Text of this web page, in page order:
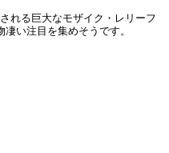
れる巨大なモザイク・レリーフ
い注目を集めそうです。